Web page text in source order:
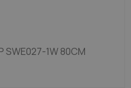
SWE027-1W 80CM